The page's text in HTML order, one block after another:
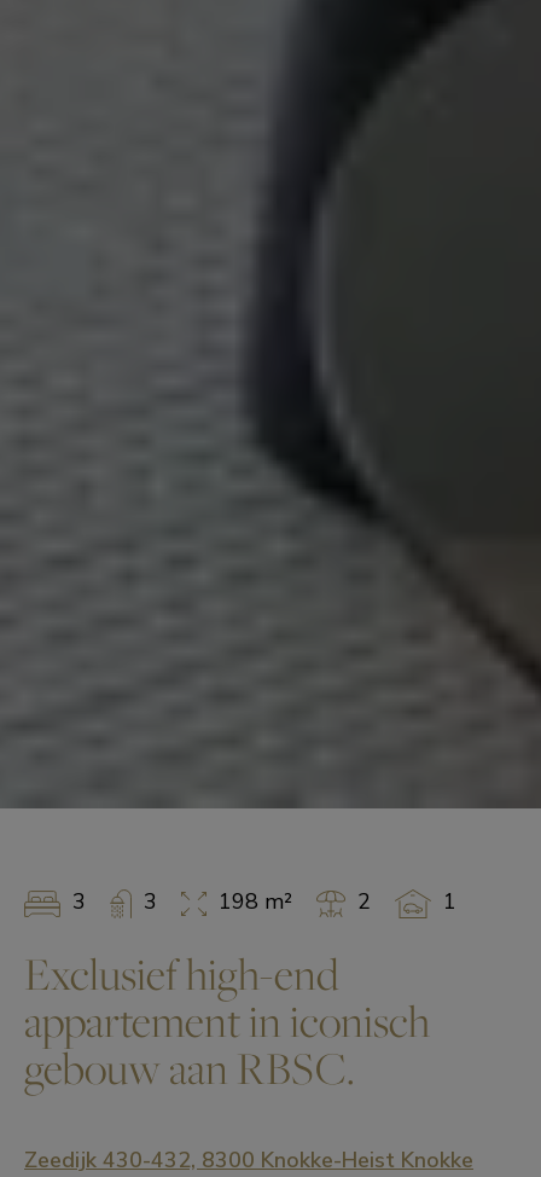
3 3 198 m² 2 1
Exclusief high-end
appartement in iconisch
gebouw aan RBSC.
Zeedijk 430-432, 8300 Knokke-Heist Knokke